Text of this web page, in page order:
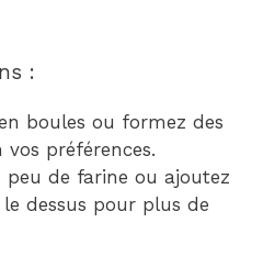
:
boules ou formez des
vos préférences.
peu de farine ou ajoutez
dessus pour plus de